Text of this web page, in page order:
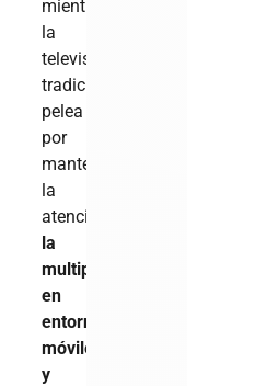
mientras
la
televisión
tradicional
pelea
por
mantener
la
atención,
la
multiplica
en
entornos
móviles
y